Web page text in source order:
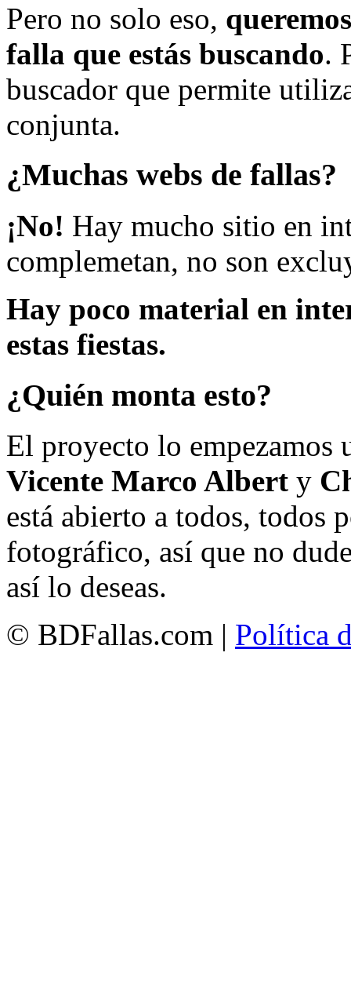
Pero no solo eso,
falla que estás buscando.
buscador que permite
conjunta.
¿Muchas webs de fallas?
¡No! Hay mucho sitio en
complemetan, no son
Hay poco material en
estas fiestas.
¿Quién monta esto?
El proyecto lo empezamos
Vicente Marco Albert y
está abierto a todos, todos
fotográfico, así que no
así lo deseas.
© BDFallas.com | Política